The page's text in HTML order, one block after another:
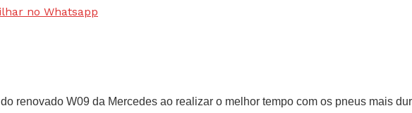
no Whatsapp
renovado W09 da Mercedes ao realizar o melhor tempo com os pneus mais